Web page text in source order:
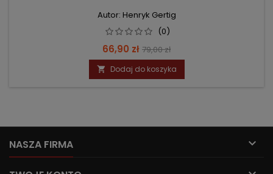
Autor: Henryk Gertig
(0)
Cena
66,90 zł Cena
podstawowa
79,00 zł
 Dodaj do koszyka
NASZA FIRMA 